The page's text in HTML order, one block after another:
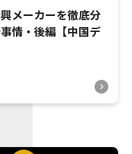
メーカーを徹底分
情・後編【中国デ